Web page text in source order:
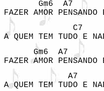
Gm6  A7
FAZER AMOR
C7
A QUEM TEM TUDO E
Gm6  A7
FAZER AMOR
A7
A QUEM TEM TUDO E